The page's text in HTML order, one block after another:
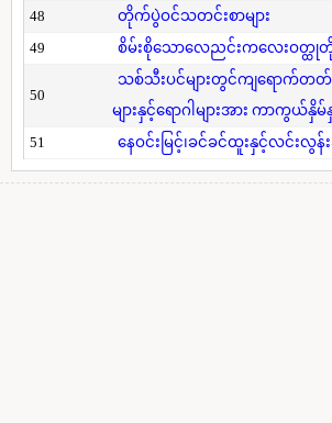
48 တိုက်ပွဲဝင်သတင်းစာများ
49
စိမ်းစိုသောလေညင်းကလေးဝတ္ထုတို
50
သစ်သီးပင်များတွင်ကျရောက်တ
များနှင့်ရောဂါများအား ကာကွယ်နှိမ်
51
နေဝင်းမြင့်၊ခင်ခင်ထူးနှင့်လင်းလွန်